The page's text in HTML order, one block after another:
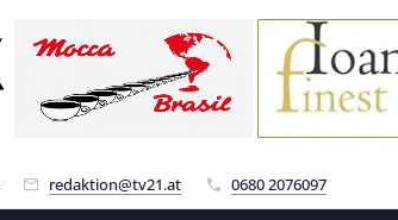
redaktion@tv21.at 0680 2076097